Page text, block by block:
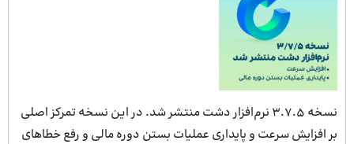
نسخه ۳.۷.۵ نرم‌افزار دشت منتشر شد. در این نسخه تمرکز اصلی
بر افزایش سرعت و پایداری عملیات بستن دوره مالی و رفع خطاهای